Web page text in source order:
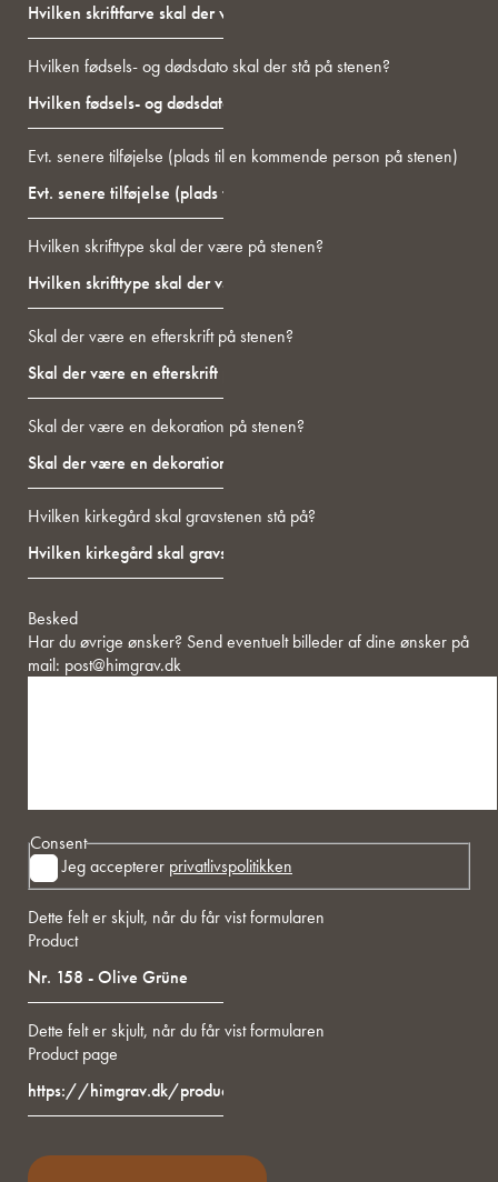
Hvilken fødsels- og dødsdato skal der stå på stenen?
Evt. senere tilføjelse (plads til en kommende person på stenen)
Hvilken skrifttype skal der være på stenen?
Skal der være en efterskrift på stenen?
Skal der være en dekoration på stenen?
Hvilken kirkegård skal gravstenen stå på?
Besked
Har du øvrige ønsker? Send eventuelt billeder af dine ønsker på
mail: post@himgrav.dk
Consent
Jeg accepterer privatlivspolitikken
Dette felt er skjult, når du får vist formularen
Product
Dette felt er skjult, når du får vist formularen
Product page